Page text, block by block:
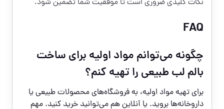
FAQ
چگونه می‌توانم مواد اولیه برای ساخت
بالم لب طبیعی را تهیه کنم؟
برای تهیه مواد اولیه، به فروشگاه‌های محصولات طبیعی یا
داروخانه‌ها بروید. یا آنلاین هم می‌توانید خرید کنید. مهم